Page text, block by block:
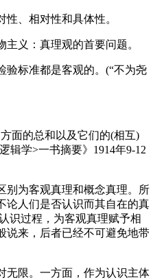
、相对性和具体性。
义：真理观的首要问题。
验标准都是客观的。(“不为尧
面的总和以及它们的(相互)
辑学>一书摘要》1914年9-12
别为客观真理和概念真理。所
论人们是否认识而其自在的真
识过程，为客观真理赋予相
说来，后者已经不可避免地带
无限。一方面，作为认识主体